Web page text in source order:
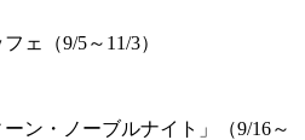
ェ（9/5～11/3）
ン・ノーブルナイト」（9/16～